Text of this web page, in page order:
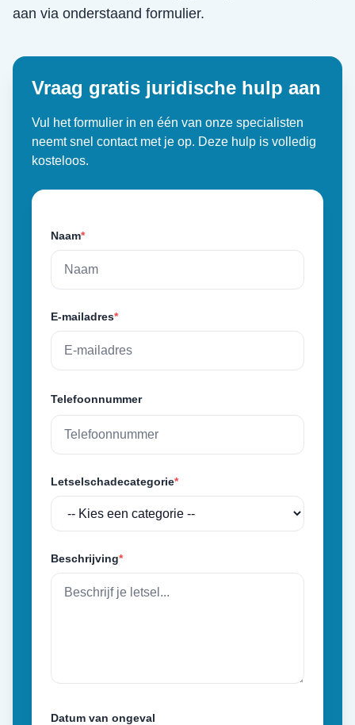
aan via onderstaand formulier.
Vraag gratis juridische hulp aan
Vul het formulier in en één van onze specialisten
neemt snel contact met je op. Deze hulp is volledig
kosteloos.
Naam*
E-mailadres*
Telefoonnummer
Letselschadecategorie*
Beschrijving*
Datum van ongeval